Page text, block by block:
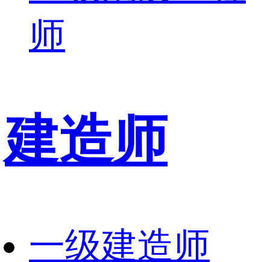
师
建造师
一级建造师